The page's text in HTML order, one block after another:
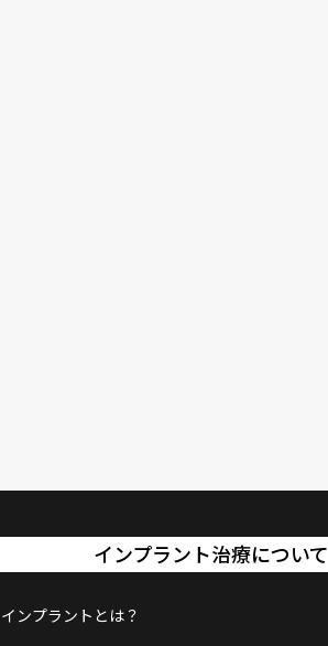
インプラント治療について
インプラントとは？